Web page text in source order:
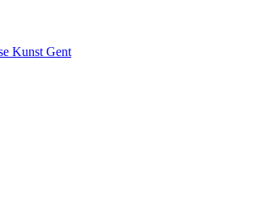
Kunst Gent